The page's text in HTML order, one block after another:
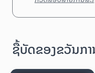
ຊື້ບັດຂອງຂວັນກ